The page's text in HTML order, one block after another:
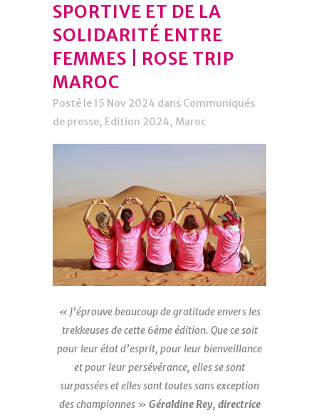
SPORTIVE ET DE LA
SOLIDARITÉ ENTRE
FEMMES | ROSE TRIP
MAROC
Posté le 15 Nov 2024 dans Communiqués
de presse, Edition 2024, Maroc
« J’éprouve beaucoup de gratitude envers les
trekkeuses de cette 6ème édition. Que ce soit
pour leur état d’esprit, pour leur bienveillance
et pour leur persévérance, elles se sont
surpassées et elles sont toutes sans exception
des championnes » Géraldine Rey, directrice